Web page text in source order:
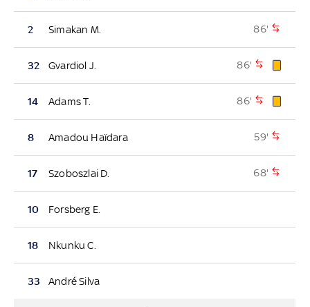
2 Simakan M. 86'
32 Gvardiol J. 86'
14 Adams T. 86'
8 Amadou Haïdara 59'
17 Szoboszlai D. 68'
10 Forsberg E.
18 Nkunku C.
33 André Silva